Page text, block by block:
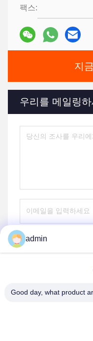
팩스:
지
우리를 메일링하
admin
Good day, what product